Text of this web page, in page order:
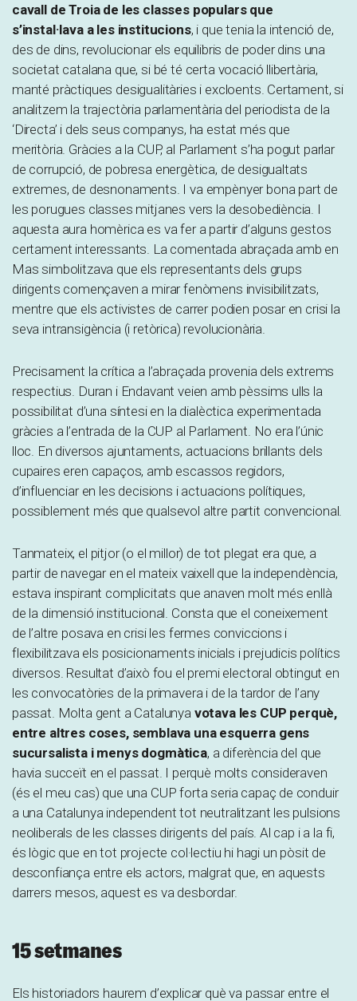
cavall de Troia de les classes populars que
s’instal·lava a les institucions, i que tenia la intenció de,
des de dins, revolucionar els equilibris de poder dins una
societat catalana que, si bé té certa vocació llibertària,
manté pràctiques desigualitàries i excloents. Certament, si
analitzem la trajectòria parlamentària del periodista de la
‘Directa’ i dels seus companys, ha estat més que
meritòria. Gràcies a la CUP, al Parlament s’ha pogut parlar
de corrupció, de pobresa energètica, de desigualtats
extremes, de desnonaments. I va empènyer bona part de
les porugues classes mitjanes vers la desobediència. I
aquesta aura homèrica es va fer a partir d’alguns gestos
certament interessants. La comentada abraçada amb en
Mas simbolitzava que els representants dels grups
dirigents començaven a mirar fenòmens invisibilitzats,
mentre que els activistes de carrer podien posar en crisi la
seva intransigència (i retòrica) revolucionària.
Precisament la crítica a l’abraçada provenia dels extrems
respectius. Duran i Endavant veien amb pèssims ulls la
possibilitat d’una síntesi en la dialèctica experimentada
gràcies a l’entrada de la CUP al Parlament. No era l’únic
lloc. En diversos ajuntaments, actuacions brillants dels
cupaires eren capaços, amb escassos regidors,
d’influenciar en les decisions i actuacions polítiques,
possiblement més que qualsevol altre partit convencional.
Tanmateix, el pitjor (o el millor) de tot plegat era que, a
partir de navegar en el mateix vaixell que la independència,
estava inspirant complicitats que anaven molt més enllà
de la dimensió institucional. Consta que el coneixement
de l’altre posava en crisi les fermes conviccions i
flexibilitzava els posicionaments inicials i prejudicis polítics
diversos. Resultat d’això fou el premi electoral obtingut en
les convocatòries de la primavera i de la tardor de l’any
passat. Molta gent a Catalunya votava les CUP perquè,
entre altres coses, semblava una esquerra gens
sucursalista i menys dogmàtica, a diferència del que
havia succeït en el passat. I perquè molts consideraven
(és el meu cas) que una CUP forta seria capaç de conduir
a una Catalunya independent tot neutralitzant les pulsions
neoliberals de les classes dirigents del país. Al cap i a la fi,
és lògic que en tot projecte col·lectiu hi hagi un pòsit de
desconfiança entre els actors, malgrat que, en aquests
darrers mesos, aquest es va desbordar.
15 setmanes
Els historiadors haurem d’explicar què va passar entre el